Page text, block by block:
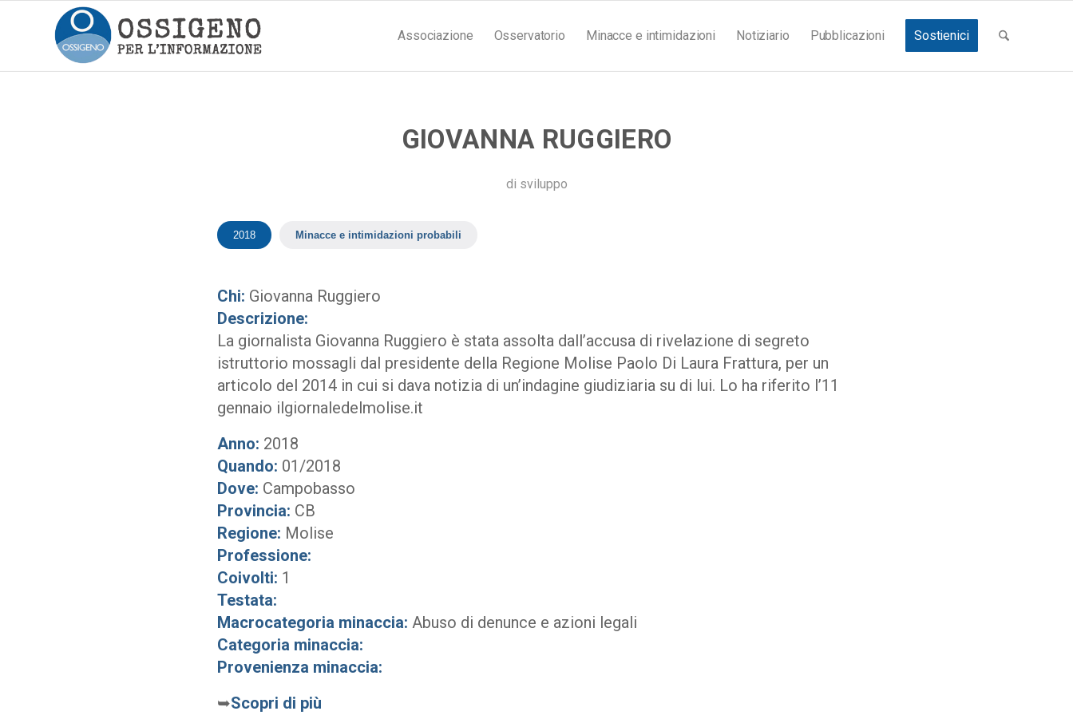
Associazione Osservatorio Minacce e intimidazioni Notiziario Pubblicazioni Sostienici
GIOVANNA RUGGIERO
di sviluppo
2018 Minacce e intimidazioni probabili
Chi: Giovanna Ruggiero
Descrizione:
La giornalista Giovanna Ruggiero è stata assolta dall’accusa di rivelazione di segreto
istruttorio mossagli dal presidente della Regione Molise Paolo Di Laura Frattura, per un
articolo del 2014 in cui si dava notizia di un’indagine giudiziaria su di lui. Lo ha riferito l’11
gennaio ilgiornaledelmolise.it
Anno: 2018
Quando: 01/2018
Dove: Campobasso
Provincia: CB
Regione: Molise
Professione:
Coivolti: 1
Testata:
Macrocategoria minaccia: Abuso di denunce e azioni legali
Categoria minaccia:
Provenienza minaccia:
➥Scopri di più